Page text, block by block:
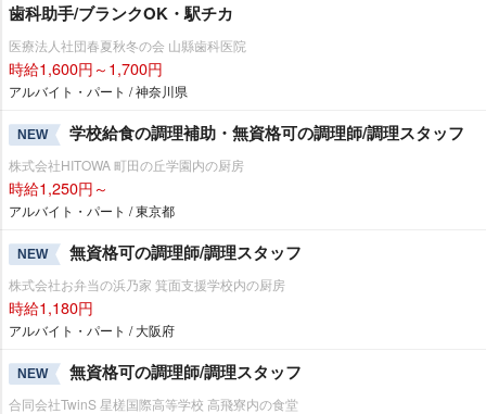
歯科助手/ブランクOK・駅チカ
医療法人社団春夏秋冬の会 山縣歯科医院
時給1,600円～1,700円
アルバイト・パート / 神奈川県
NEW 学校給食の調理補助・無資格可の調理師/調理スタッフ
株式会社HITOWA 町田の丘学園内の厨房
時給1,250円～
アルバイト・パート / 東京都
NEW 無資格可の調理師/調理スタッフ
株式会社お弁当の浜乃家 箕面支援学校内の厨房
時給1,180円
アルバイト・パート / 大阪府
NEW 無資格可の調理師/調理スタッフ
合同会社TwinS 星槎国際高等学校 高飛寮内の食堂